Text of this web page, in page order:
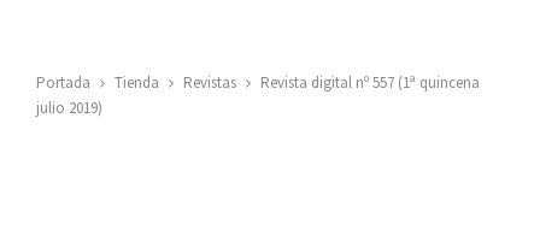
Portada Tienda Revistas
Revista digital nº 557 (1ª quincena
julio 2019)